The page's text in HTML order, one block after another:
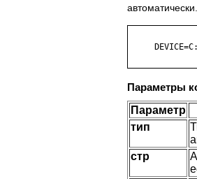
Параметры
Параметр
тип
стр